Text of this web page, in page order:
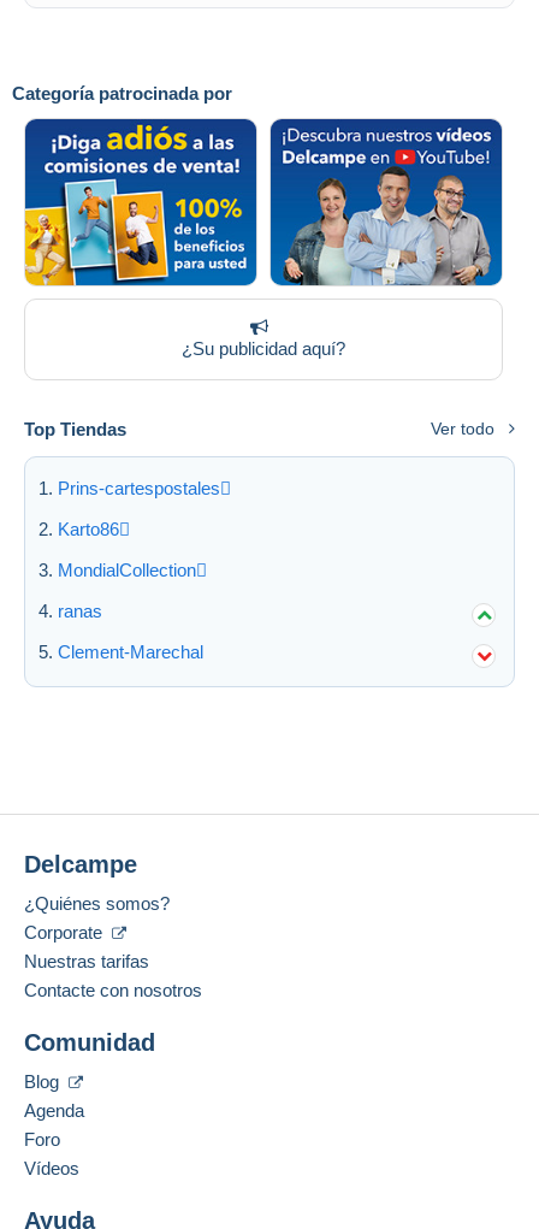
Categoría patrocinada por
¿Su publicidad aquí?
Top Tiendas Ver todo
Prins-cartespostales
Karto86
MondialCollection
ranas
Clement-Marechal
Delcampe
¿Quiénes somos?
Corporate
Nuestras tarifas
Contacte con nosotros
Comunidad
Blog
Agenda
Foro
Vídeos
Ayuda